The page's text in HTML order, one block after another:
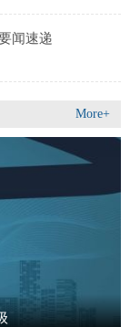
闻速递
More+